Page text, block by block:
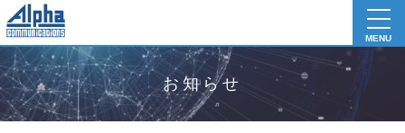
MENU
お知らせ